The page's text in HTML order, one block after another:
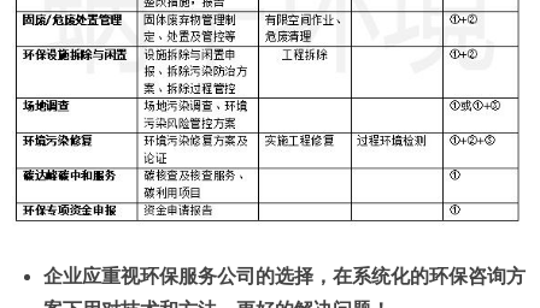
企业应重视环保服务公司的选择，在系统化的环保咨询方